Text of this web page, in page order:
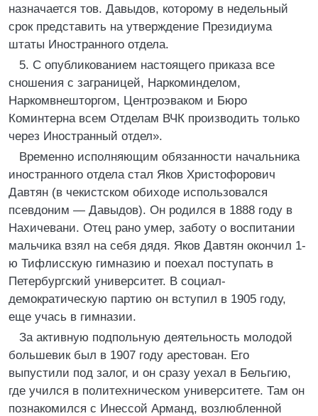
назначается тов. Давыдов, которому в недельный
срок представить на утверждение Президиума
штаты Иностранного отдела.
5. С опубликованием настоящего приказа все
сношения с заграницей, Наркоминделом,
Наркомвнешторгом, Центроэваком и Бюро
Коминтерна всем Отделам ВЧК производить только
через Иностранный отдел».
Временно исполняющим обязанности начальника
иностранного отдела стал Яков Христофорович
Давтян (в чекистском обиходе использовался
псевдоним — Давыдов). Он родился в 1888 году в
Нахичевани. Отец рано умер, заботу о воспитании
мальчика взял на себя дядя. Яков Давтян окончил 1-
ю Тифлисскую гимназию и поехал поступать в
Петербургский университет. В социал-
демократическую партию он вступил в 1905 году,
еще учась в гимназии.
За активную подпольную деятельность молодой
большевик был в 1907 году арестован. Его
выпустили под залог, и он сразу уехал в Бельгию,
где учился в политехническом университете. Там он
познакомился с Инессой Арманд, возлюбленной